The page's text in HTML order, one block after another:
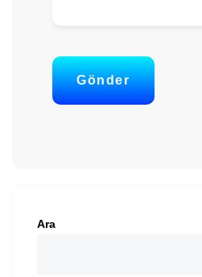
Gönder
Ara